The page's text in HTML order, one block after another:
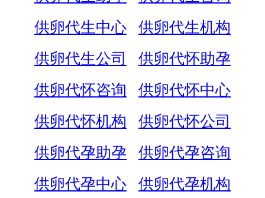
供卵代生中心
供卵代生机构
供卵代生公司
供卵代怀助孕
供卵代怀咨询
供卵代怀中心
供卵代怀机构
供卵代怀公司
供卵代孕助孕
供卵代孕咨询
供卵代孕中心
供卵代孕机构